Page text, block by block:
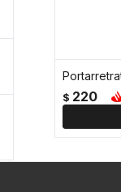
$ 220